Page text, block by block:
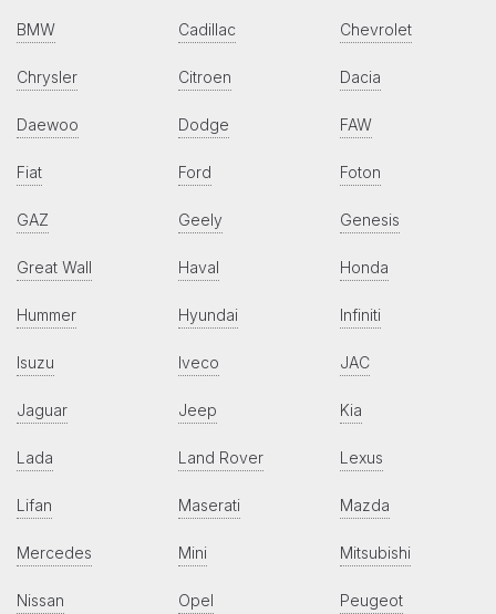
BMW Cadillac Chevrolet
Chrysler Citroen Dacia
Daewoo Dodge FAW
Fiat Ford Foton
GAZ Geely Genesis
Great Wall Haval Honda
Hummer Hyundai Infiniti
Isuzu Iveco JAC
Jaguar Jeep Kia
Lada Land Rover Lexus
Lifan Maserati Mazda
Mercedes Mini Mitsubishi
Nissan Opel Peugeot